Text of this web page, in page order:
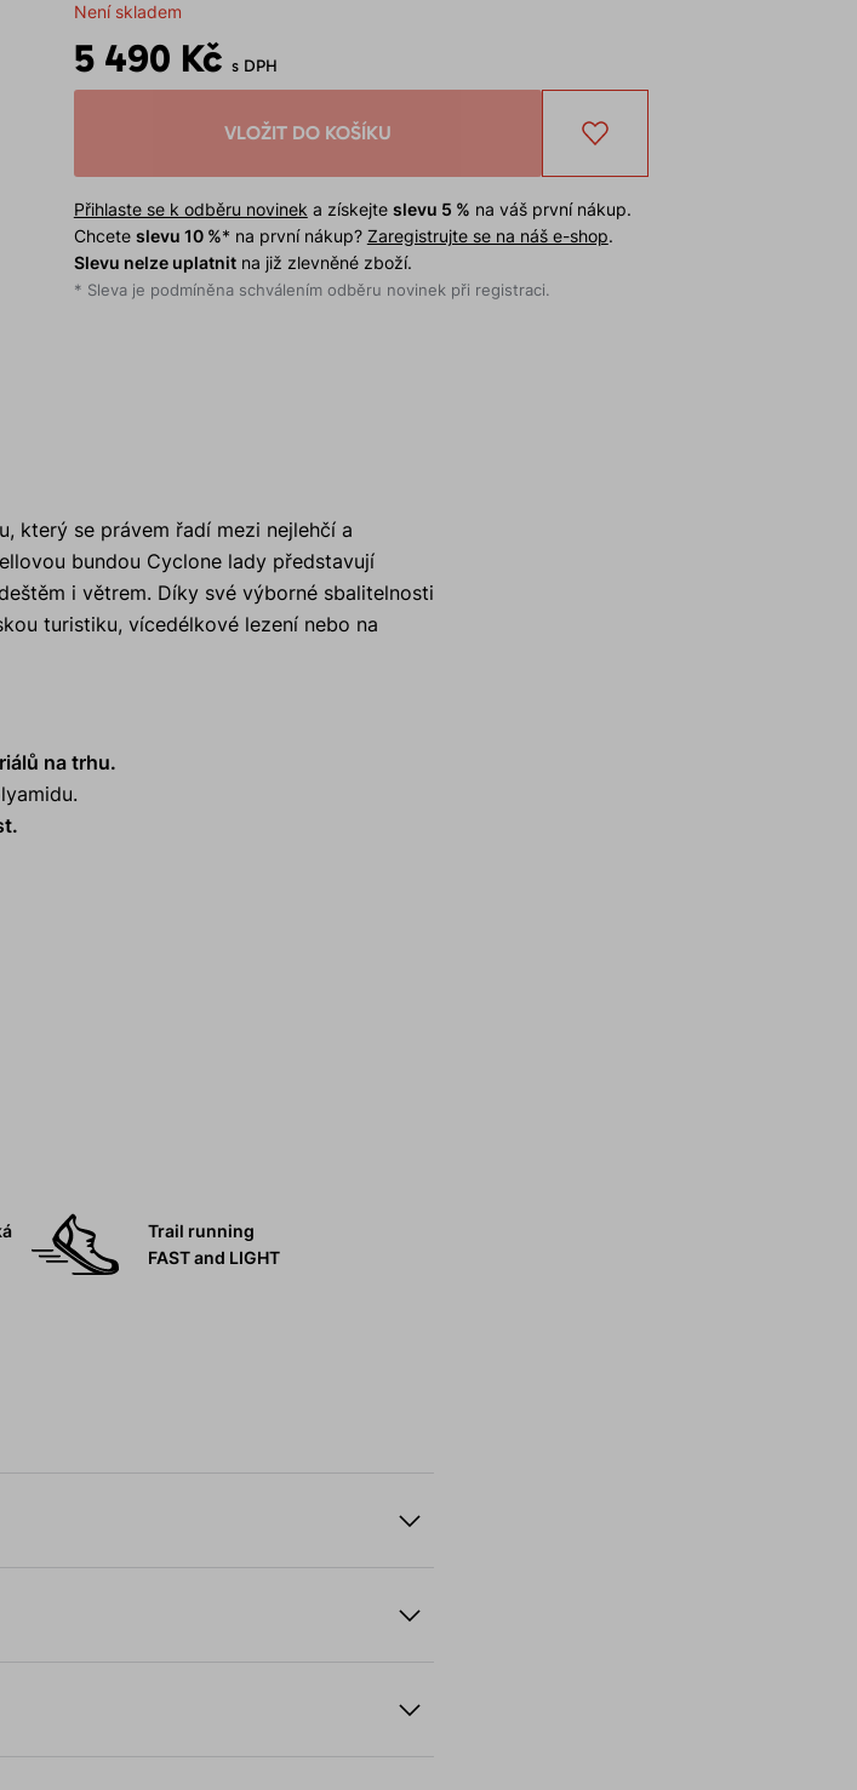
Není skladem
5 490 Kč s DPH
VLOŽIT DO KOŠÍKU
Přihlaste se k odběru novinek a získejte slevu 5 % na váš první nákup.
Chcete slevu 10 %* na první nákup? Zaregistrujte se na náš e-shop.
Slevu nelze uplatnitna již zlevněné zboží.
* Sleva je podmíněna schválením odběru novinek při registraci.
který se právem řadí mezi nejlehčí a
bundou Cyclone lady představují
i větrem. Díky své výborné sbalitelnosti
turistiku, vícedélkové lezení nebo na
na trhu.
Trail running
FAST and LIGHT